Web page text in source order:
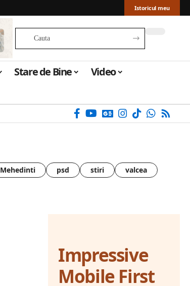
Istoricul meu
Stare de Bine
Video
Mehedinti psd stiri
valcea
Impressive
Mobile First